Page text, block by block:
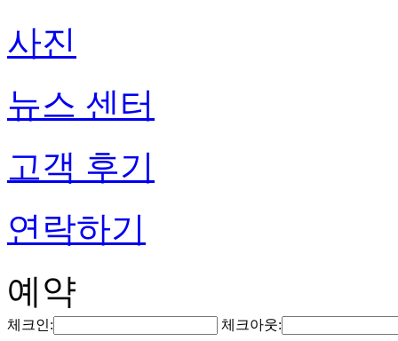
사진
뉴스 센터
고객 후기
연락하기
예약
체크인: 체크아웃: